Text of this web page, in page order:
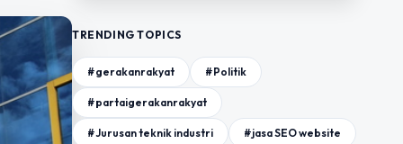
TRENDING TOPICS
#gerakanrakyat #Politik
#partaigerakanrakyat
#Jurusan teknik industri #jasa SEO website